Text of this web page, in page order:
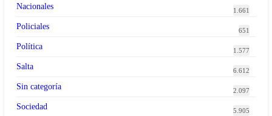
Nacionales 1.661
Policiales 651
Política 1.577
Salta 6.612
Sin categoría 2.097
Sociedad 5.905